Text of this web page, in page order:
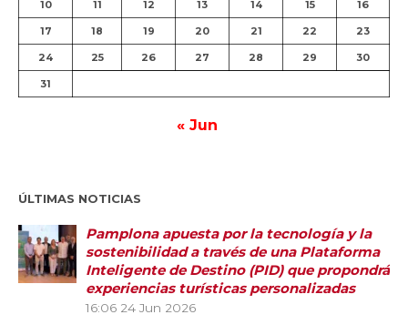
10 11 12 13 14 15 16
17 18 19 20 21 22 23
24 25 26 27 28 29 30
31
« Jun
ÚLTIMAS NOTICIAS
Pamplona apuesta por la tecnología y la
sostenibilidad a través de una Plataforma
Inteligente de Destino (PID) que propondrá
experiencias turísticas personalizadas
16:06 24 Jun 2026